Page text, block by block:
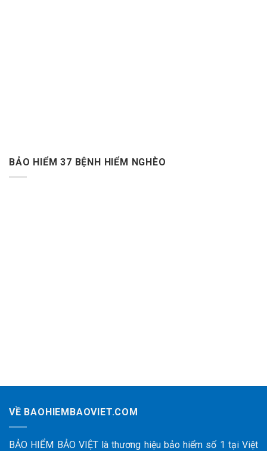
BẢO HIỂM 37 BỆNH HIỂM NGHÈO
VỀ BAOHIEMBAOVIET.COM
BẢO HIỂM BẢO VIỆT là thương hiệu bảo hiểm số 1 tại Việt